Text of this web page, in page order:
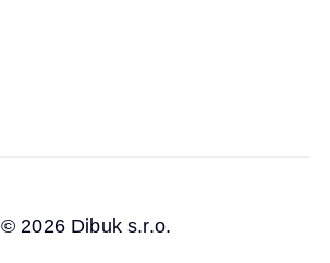
© 2026 Dibuk s.r.o.